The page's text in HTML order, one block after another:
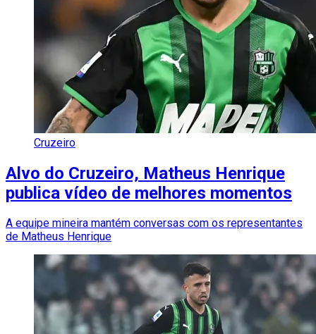
Cruzeiro
Alvo do Cruzeiro, Matheus Henrique
publica vídeo de melhores momentos
A equipe mineira mantém conversas com os representantes
de Matheus Henrique